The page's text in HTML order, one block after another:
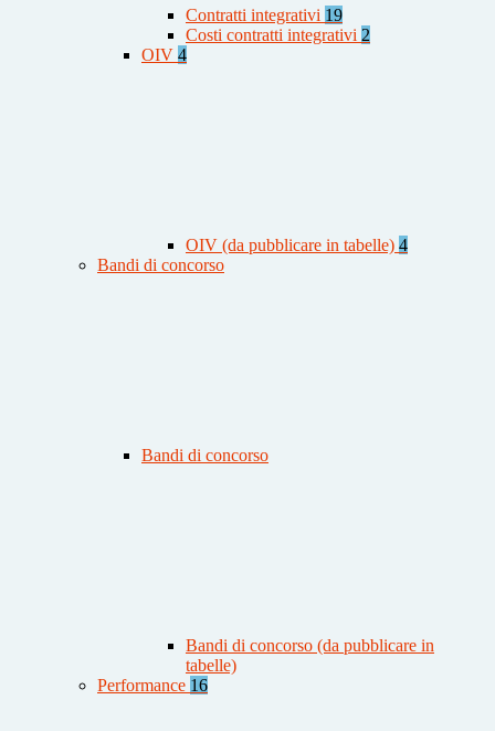
Contratti integrativi 19
Costi contratti integrativi 2
OIV 4
OIV (da pubblicare in tabelle) 4
Bandi di concorso
Bandi di concorso
Bandi di concorso (da pubblicare in
tabelle)
Performance 16